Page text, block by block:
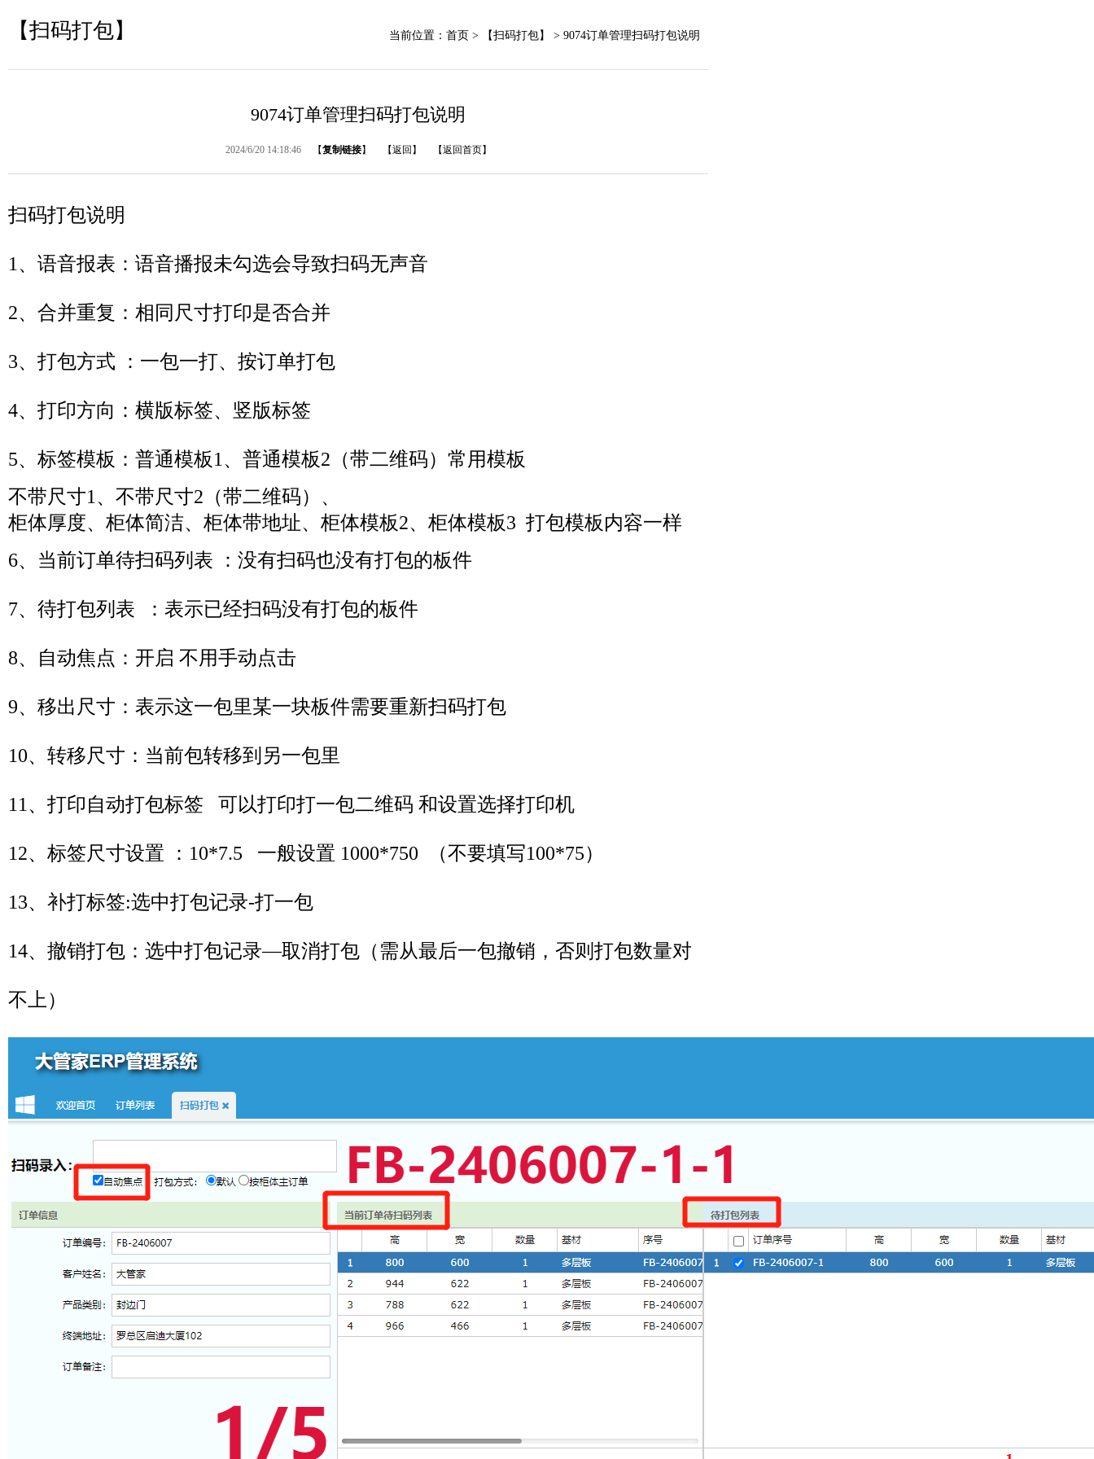
【扫码打包】 当前位置： 首页 > 【扫码打包】 > 9074订单管理扫码打包说明
9074订单管理扫码打包说明
2024/6/20 14:18:46 【复制链接】 【返回】 【返回首页】
扫码打包说明
1、语音报表：语音播报未勾选会导致扫码无声音
2、 合并重复 ：相同尺寸打印是否合并
3、打包方式 ：一包一打、按订单打包
4、打印方向：横版标签、竖版标签
5、标签模板：普通模板1、普通模板2（带二维码）常用模板
不带尺寸1、 不带尺寸2 （带二维码） 、
柜体厚度、 柜体简洁、 柜体带地址、 柜体模板2、 柜体模板3 打包模板内容一样
6、当前订单待扫码列表 ：没有扫码也没有打包的板件
7、 待打包列表 ：表示已经扫码没有打包的板件
8、自动焦点：开启 不用手动点击
9、移出尺寸：表示这一包里某一块板件需要重新扫码打包
10、转移尺寸：当前包转移到另一包里
11、打印自动打包标签 可以打印打一包二维码 和设置选择打印机
12、标签尺寸设置 ：10*7.5 一般设置 1000*750 （不要填写100*75）
13、补打标签:选中打包记录-打一包
14、撤销打包：选中打包记录—取消打包（需从最后一包撤销，否则打包数量对
不上）